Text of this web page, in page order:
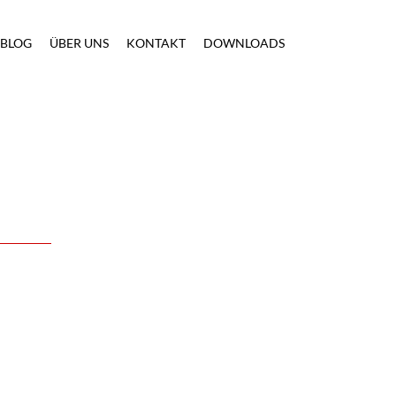
BLOG ÜBER UNS KONTAKT DOWNLOADS